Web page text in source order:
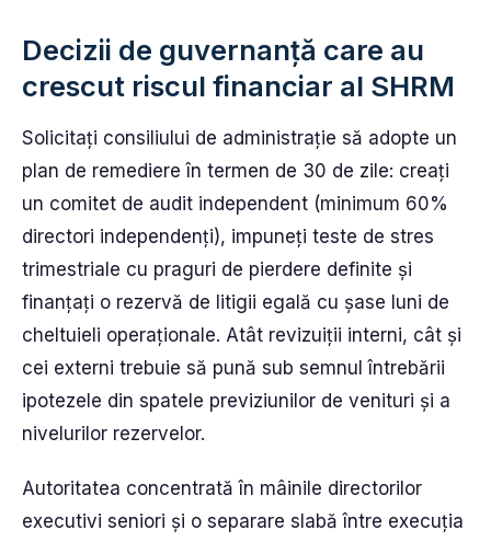
Decizii de guvernanță care au
crescut riscul financiar al SHRM
Solicitați consiliului de administrație să adopte un
plan de remediere în termen de 30 de zile: creați
un comitet de audit independent (minimum 60%
directori independenți), impuneți teste de stres
trimestriale cu praguri de pierdere definite și
finanțați o rezervă de litigii egală cu șase luni de
cheltuieli operaționale. Atât revizuiții interni, cât și
cei externi trebuie să pună sub semnul întrebării
ipotezele din spatele previziunilor de venituri și a
nivelurilor rezervelor.
Autoritatea concentrată în mâinile directorilor
executivi seniori și o separare slabă între execuția